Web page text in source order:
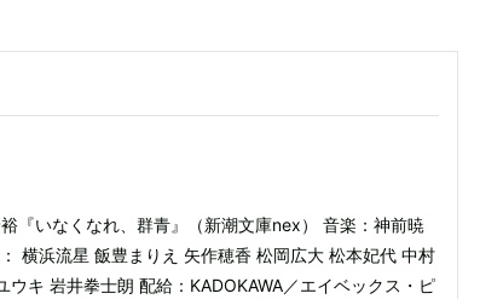
『いなくなれ、群青』（新潮文庫nex） 音楽：神前暁
横浜流星 飯豊まりえ 矢作穂香 松岡広大 松本妃代 中村
キ 岩井拳士朗 配給：KADOKAWA／エイベックス・ピ